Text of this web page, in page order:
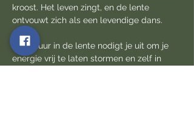
kroost. Het leven zingt, en de lente
ontvouwt zich als een levendige dans.
De natuur in de lente nodigt je uit om je
energie vrij te laten stormen en zelf in